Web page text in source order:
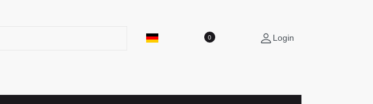
0 Login